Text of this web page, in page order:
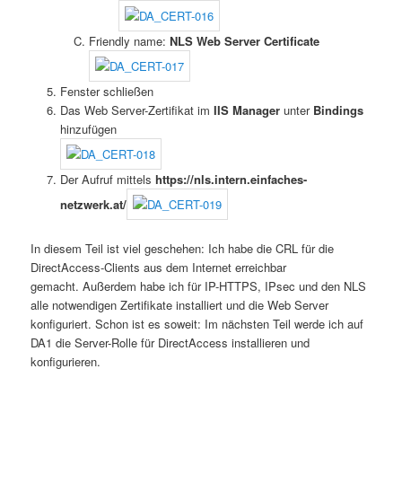
Friendly name:NLS Web Server Certificate
Fenster schließen
Das Web Server-Zertifikat im IIS Managerunter Bindings
hinzufügen
Der Aufruf mittels https://nls.intern.einfaches-
netzwerk.at/
In diesem Teil ist viel geschehen: Ich habe die CRL für die
DirectAccess-Clients aus dem Internet erreichbar
gemacht. Außerdem habe ich für IP-HTTPS, IPsec und den NLS
alle notwendigen Zertifikate installiert und die Web Server
konfiguriert. Schon ist es soweit: Im nächsten Teil werde ich auf
DA1 die Server-Rolle für DirectAccess installieren und
konfigurieren.